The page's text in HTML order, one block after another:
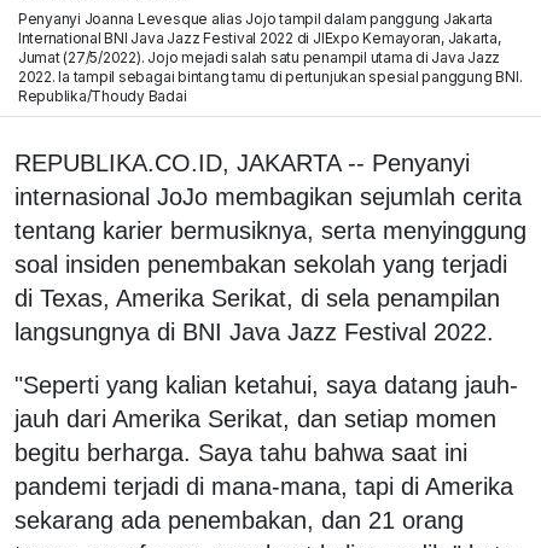
Penyanyi Joanna Levesque alias Jojo tampil dalam panggung Jakarta
International BNI Java Jazz Festival 2022 di JIExpo Kemayoran, Jakarta,
Jumat (27/5/2022). Jojo mejadi salah satu penampil utama di Java Jazz
2022. Ia tampil sebagai bintang tamu di pertunjukan spesial panggung BNI.
Republika/Thoudy Badai
REPUBLIKA.CO.ID, JAKARTA -- Penyanyi
internasional JoJo membagikan sejumlah cerita
tentang karier bermusiknya, serta menyinggung
soal insiden penembakan sekolah yang terjadi
di Texas, Amerika Serikat, di sela penampilan
langsungnya di BNI Java Jazz Festival 2022.
"Seperti yang kalian ketahui, saya datang jauh-
jauh dari Amerika Serikat, dan setiap momen
begitu berharga. Saya tahu bahwa saat ini
pandemi terjadi di mana-mana, tapi di Amerika
sekarang ada penembakan, dan 21 orang